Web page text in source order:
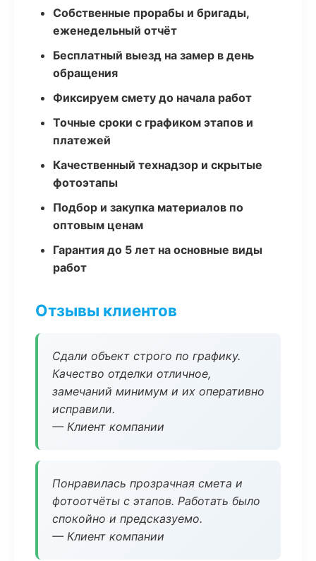
Собственные прорабы и бригады,
еженедельный отчёт
Бесплатный выезд на замер в день
обращения
Фиксируем смету до начала работ
Точные сроки с графиком этапов и
платежей
Качественный технадзор и скрытые
фотоэтапы
Подбор и закупка материалов по
оптовым ценам
Гарантия до 5 лет на основные виды
работ
Отзывы клиентов
Сдали объект строго по графику.
Качество отделки отличное,
замечаний минимум и их оперативно
исправили.
— Клиент компании
Понравилась прозрачная смета и
фотоотчёты с этапов. Работать было
спокойно и предсказуемо.
— Клиент компании